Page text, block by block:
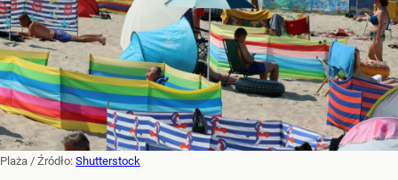
Plaża / Źródło: Shutterstock